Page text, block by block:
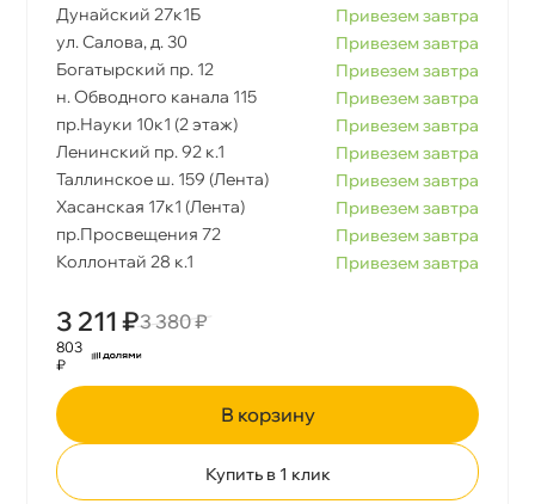
Дунайский 27к1Б
Привезем завтра
ул. Салова, д. 30
Привезем завтра
Богатырский пр. 12
Привезем завтра
н. Обводного канала 115
Привезем завтра
пр.Науки 10к1 (2 этаж)
Привезем завтра
Ленинский пр. 92 к.1
Привезем завтра
Таллинское ш. 159 (Лента)
Привезем завтра
Хасанская 17к1 (Лента)
Привезем завтра
пр.Просвещения 72
Привезем завтра
Коллонтай 28 к.1
Привезем завтра
3 211 ₽3 380 ₽
803
₽
корзину
Купить в 1 клик